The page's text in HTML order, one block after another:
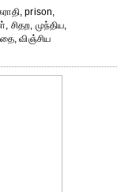
prison,
முந்திய,
விஞ்சிய